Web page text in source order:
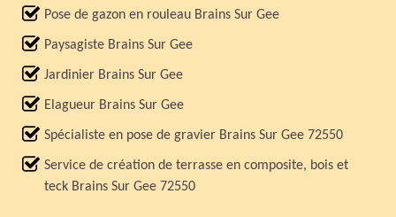
Pose de gazon en rouleau Brains Sur Gee
Paysagiste Brains Sur Gee
Jardinier Brains Sur Gee
Elagueur Brains Sur Gee
Spécialiste en pose de gravier Brains Sur Gee 72550
Service de création de terrasse en composite, bois et
teck Brains Sur Gee 72550